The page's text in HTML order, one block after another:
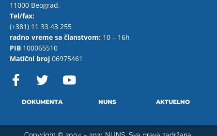
11000 Beograd,
Tel/fax:
(+381) 11 33 43 255
radno vreme sa članstvom: 10 – 16h
PIB 100065510
Matični broj 06975461
F
a
o
w
t
e
o
b
DOKUMENTA NUNS AKTUELNO